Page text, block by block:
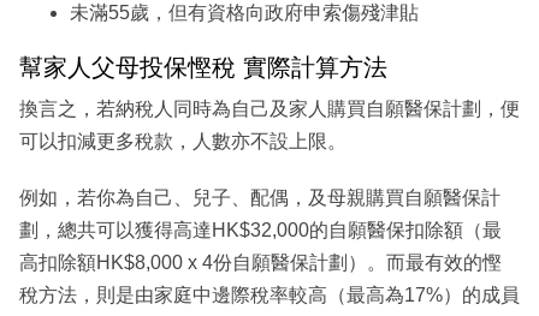
未滿55歲，但有資格向政府申索傷殘津貼
幫家人父母投保慳稅 實際計算方法
換言之，若納稅人同時為自己及家人購買自願醫保計劃，便
可以扣減更多稅款，人數亦不設上限。
例如，若你為自己、兒子、配偶，及母親購買自願醫保計
劃，總共可以獲得高達HK$32,000的自願醫保扣除額（最
高扣除額HK$8,000 x 4份自願醫保計劃）。而最有效的慳
稅方法，則是由家庭中邊際稅率較高（最高為17%）的成員